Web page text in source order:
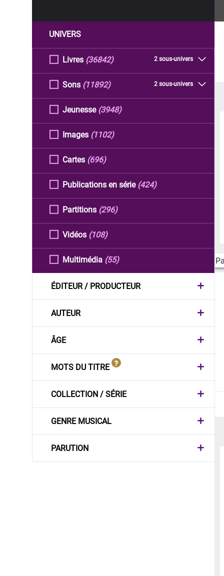
UNIVERS
Livres 2 sous-univers
(36842)
Sons 2 sous-univers
(11892)
Jeunesse (3948)
Images (1102)
Cartes (696)
Publications en série (424)
Partitions (296)
Vidéos (108)
Multimédia (55)
ÉDITEUR / PRODUCTEUR
AUTEUR
ÂGE
MOTS DU TITRE
COLLECTION / SÉRIE
GENRE MUSICAL
PARUTION